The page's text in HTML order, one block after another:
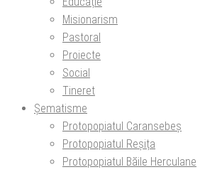
Misionarism
Pastoral
Proiecte
Social
Tineret
Șematisme
Protopopiatul Caransebeș
Protopopiatul Reșița
Protopopiatul Băile Herculane